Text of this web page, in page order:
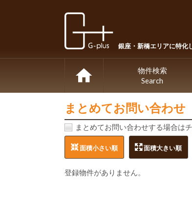
銀座・新橋エリアに特化
物件検索
Search
まとめてお問い合わせ
まとめてお問い合わせする場合は
面積小さい順 面積大きい順
登録物件がありません。